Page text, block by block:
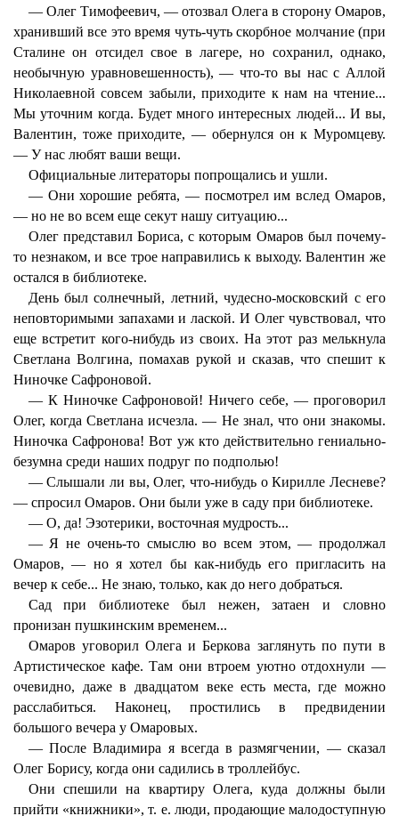
— Олег Тимофеевич, — отозвал Олега в сторону Омаров,
хранивший все это время чуть-чуть скорбное молчание (при
Сталине он отсидел свое в лагере, но сохранил, однако,
необычную уравновешенность), — что-то вы нас с Аллой
Николаевной совсем забыли, приходите к нам на чтение...
Мы уточним когда. Будет много интересных людей... И вы,
Валентин, тоже приходите, — обернулся он к Муромцеву.
— У нас любят ваши вещи.
Официальные литераторы попрощались и ушли.
— Они хорошие ребята, — посмотрел им вслед Омаров,
— но не во всем еще секут нашу ситуацию...
Олег представил Бориса, с которым Омаров был почему-
то незнаком, и все трое направились к выходу. Валентин же
остался в библиотеке.
День был солнечный, летний, чудесно-московский с его
неповторимыми запахами и лаской. И Олег чувствовал, что
еще встретит кого-нибудь из своих. На этот раз мелькнула
Светлана Волгина, помахав рукой и сказав, что спешит к
Ниночке Сафроновой.
— К Ниночке Сафроновой! Ничего себе, — проговорил
Олег, когда Светлана исчезла. — Не знал, что они знакомы.
Ниночка Сафронова! Вот уж кто действительно гениально-
безумна среди наших подруг по подполью!
— Слышали ли вы, Олег, что-нибудь о Кирилле Лесневе?
— спросил Омаров. Они были уже в саду при библиотеке.
— О, да! Эзотерики, восточная мудрость...
— Я не очень-то смыслю во всем этом, — продолжал
Омаров, — но я хотел бы как-нибудь его пригласить на
вечер к себе... Не знаю, только, как до него добраться.
Сад при библиотеке был нежен, затаен и словно
пронизан пушкинским временем...
Омаров уговорил Олега и Беркова заглянуть по пути в
Артистическое кафе. Там они втроем уютно отдохнули —
очевидно, даже в двадцатом веке есть места, где можно
расслабиться. Наконец, простились в предвидении
большого вечера у Омаровых.
— После Владимира я всегда в размягчении, — сказал
Олег Борису, когда они садились в троллейбус.
Они спешили на квартиру Олега, куда должны были
прийти «книжники», т. е. люди, продающие малодоступную